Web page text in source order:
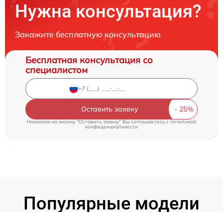
Нужна консультация?
Закажите бесплатную консультацию
Бесплатная консультация со
специалистом
Оставить заявку
Нажимая на кнопку "Оставить заявку" Вы соглашаетесь cполитикой
конфиденциальности
Популярные модели